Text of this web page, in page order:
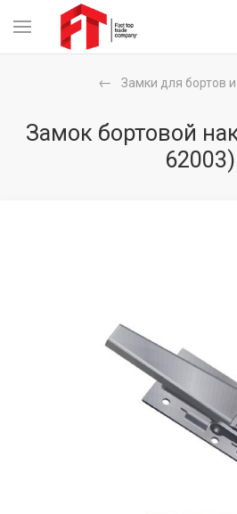
Замки для бортов
Замок бортовой
62003)